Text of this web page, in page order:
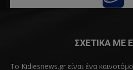
ΣΧΕΤΙΚΑ ΜΕ
Το Kidiesnews.gr είναι ένα